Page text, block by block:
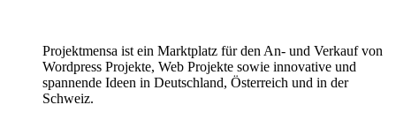
Projektmensa ist ein Marktplatz für den An- und Verkauf von
Wordpress Projekte, Web Projekte sowie innovative und
spannende Ideen in Deutschland, Österreich und in der
Schweiz.